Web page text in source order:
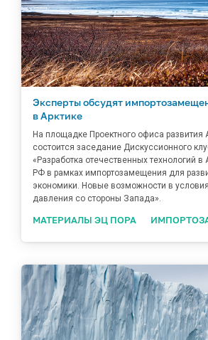
Эксперты обсудят
в Арктике
На площадке Проектного офиса развития
состоится заседание Дискуссионного
«Разработка отечественных технологий в
РФ в рамках импортозамещения для
экономики. Новые возможности в
давления со стороны Запада».
МАТЕРИАЛЫ ЭЦ ПОРА